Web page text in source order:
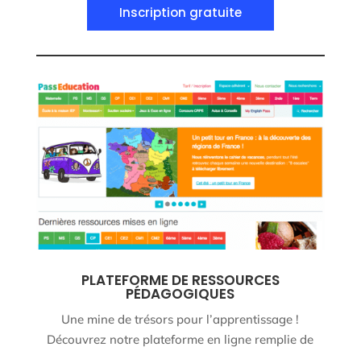
Inscription gratuite
PLATEFORME DE RESSOURCES
PÉDAGOGIQUES
Une mine de trésors pour l’apprentissage !
Découvrez notre plateforme en ligne remplie de